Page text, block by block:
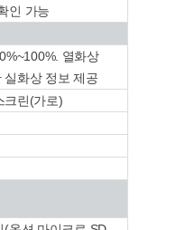
인 가능
열화상
실화상 정보 제공
크린(가로)